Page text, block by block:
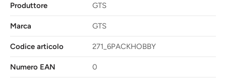
Produttore GTS
Marca GTS
Codice articolo 271_6PACKHOBBY
Numero EAN 0